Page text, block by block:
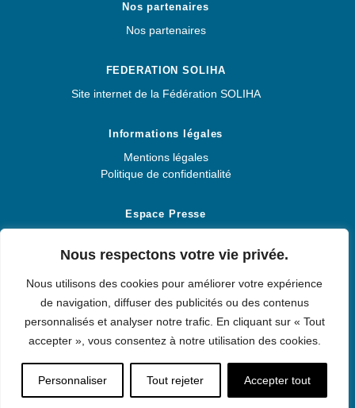
Nous respectons votre vie privée.
Nous utilisons des cookies pour améliorer votre expérience
de navigation, diffuser des publicités ou des contenus
personnalisés et analyser notre trafic. En cliquant sur « Tout
accepter », vous consentez à notre utilisation des cookies.
Personnaliser Tout rejeter Accepter tout
Nos partenaires
Nos partenaires
FEDERATION SOLIHA
Site internet de la Fédération SOLIHA
Informations légales
Mentions légales
Politique de confidentialité
Espace Presse
SOLIHA PROVENCE
© 2026 SOLIHA PROVENCE. Solidaires pour l'habitat.